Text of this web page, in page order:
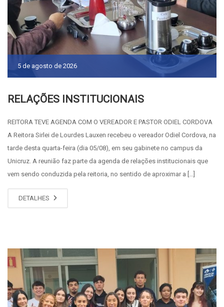
5 de agosto de 2026
RELAÇÕES INSTITUCIONAIS
REITORA TEVE AGENDA COM O VEREADOR E PASTOR ODIEL CORDOVA
A Reitora Sirlei de Lourdes Lauxen recebeu o vereador Odiel Cordova, na
tarde desta quarta-feira (dia 05/08), em seu gabinete no campus da
Unicruz. A reunião faz parte da agenda de relações institucionais que
vem sendo conduzida pela reitoria, no sentido de aproximar a […]
DETALHES